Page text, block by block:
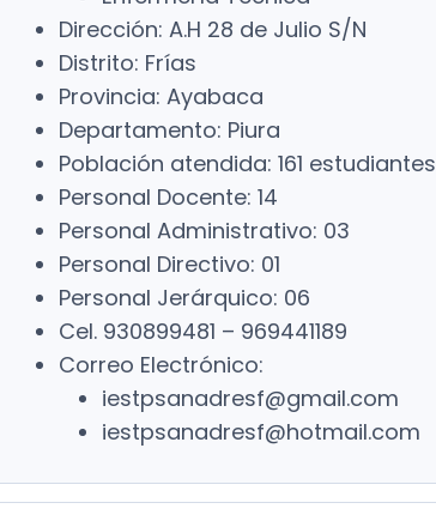
Dirección: A.H 28 de Julio S/N
Distrito: Frías
Provincia: Ayabaca
Departamento: Piura
Población atendida: 161 estudiantes
Personal Docente: 14
Personal Administrativo: 03
Personal Directivo: 01
Personal Jerárquico: 06
Cel. 930899481 – 969441189
Correo Electrónico:
iestpsanadresf@gmail.com
iestpsanadresf@hotmail.com